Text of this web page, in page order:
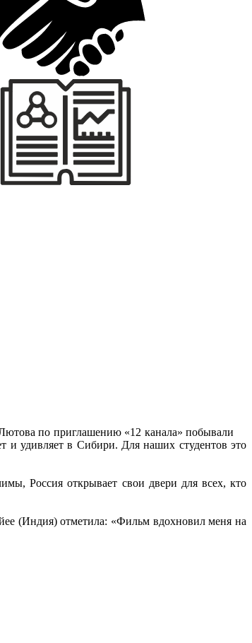
по приглашению «12 канала» побывали
и удивляет в Сибири. Для наших студентов это
Россия открывает свои двери для всех, кто
(Индия) отметила: «Фильм вдохновил меня на